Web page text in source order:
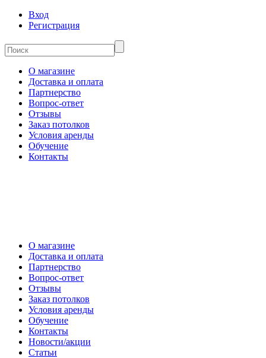
Вход
Регистрация
О магазине
Доставка и оплата
Партнерство
Вопрос-ответ
Отзывы
Заказ потолков
Условия аренды
Обучение
Контакты
О магазине
Доставка и оплата
Партнерство
Вопрос-ответ
Отзывы
Заказ потолков
Условия аренды
Обучение
Контакты
Новости/акции
Статьи